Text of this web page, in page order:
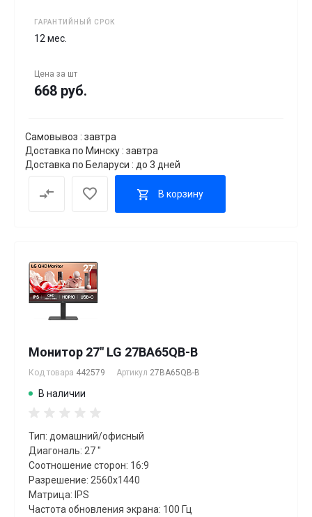
ГАРАНТИЙНЫЙ СРОК
12 мес.
Цена за шт
668 руб.
Самовывоз : завтра
Доставка по Минску : завтра
Доставка по Беларуси : до 3 дней
В корзину
Монитор 27" LG 27BA65QB-B
Код товара 442579 Артикул 27BA65QB-B
В наличии
Тип: домашний/офисный
Диагональ: 27 "
Соотношение сторон: 16:9
Разрешение: 2560x1440
Матрица: IPS
Частота обновления экрана: 100 Гц